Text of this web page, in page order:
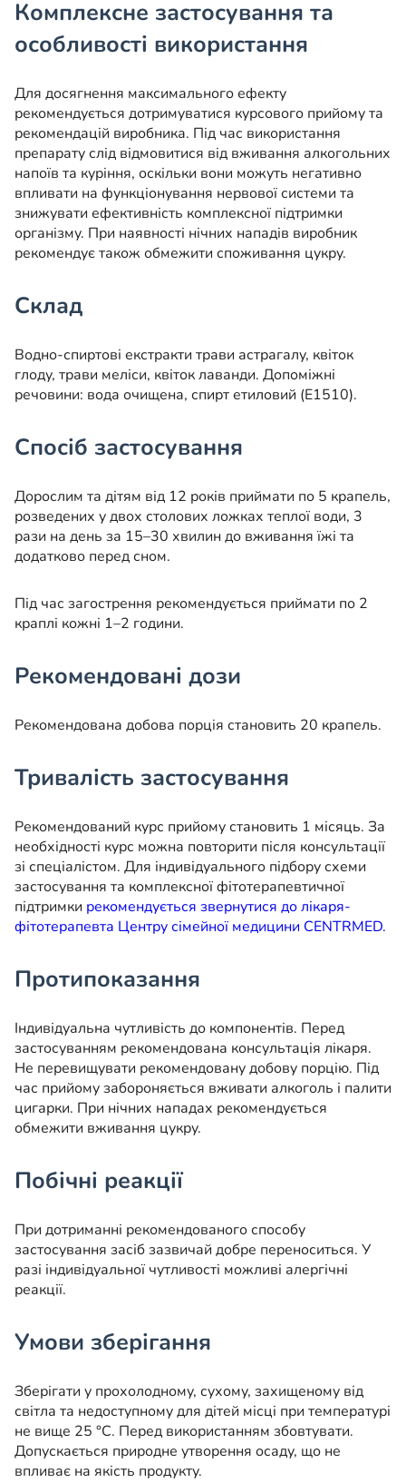
Комплексне застосування та
особливості використання
Для досягнення максимального ефекту
рекомендується дотримуватися курсового прийому та
рекомендацій виробника. Під час використання
препарату слід відмовитися від вживання алкогольних
напоїв та куріння, оскільки вони можуть негативно
впливати на функціонування нервової системи та
знижувати ефективність комплексної підтримки
організму. При наявності нічних нападів виробник
рекомендує також обмежити споживання цукру.
Склад
Водно-спиртові екстракти трави астрагалу, квіток
глоду, трави меліси, квіток лаванди. Допоміжні
речовини: вода очищена, спирт етиловий (Е1510).
Спосіб застосування
Дорослим та дітям від 12 років приймати по 5 крапель,
розведених у двох столових ложках теплої води, 3
рази на день за 15–30 хвилин до вживання їжі та
додатково перед сном.
Під час загострення рекомендується приймати по 2
краплі кожні 1–2 години.
Рекомендовані дози
Рекомендована добова порція становить 20 крапель.
Тривалість застосування
Рекомендований курс прийому становить 1 місяць. За
необхідності курс можна повторити після консультації
зі спеціалістом. Для індивідуального підбору схеми
застосування та комплексної фітотерапевтичної
підтримки рекомендується звернутися до лікаря-
фітотерапевта Центру сімейної медицини CENTRMED.
Протипоказання
Індивідуальна чутливість до компонентів. Перед
застосуванням рекомендована консультація лікаря.
Не перевищувати рекомендовану добову порцію. Під
час прийому забороняється вживати алкоголь і палити
цигарки. При нічних нападах рекомендується
обмежити вживання цукру.
Побічні реакції
При дотриманні рекомендованого способу
застосування засіб зазвичай добре переноситься. У
разі індивідуальної чутливості можливі алергічні
реакції.
Умови зберігання
Зберігати у прохолодному, сухому, захищеному від
світла та недоступному для дітей місці при температурі
не вище 25 °C. Перед використанням збовтувати.
Допускається природне утворення осаду, що не
впливає на якість продукту.